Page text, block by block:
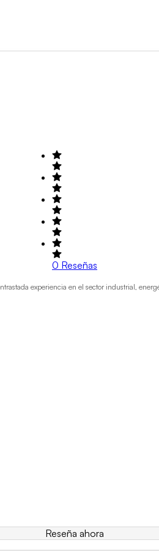
0 Reseñas
experiencia en el sector industrial,
Reseña ahora